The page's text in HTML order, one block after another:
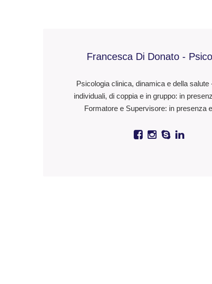
Francesca Di Donato -
Psicologia clinica, dinamica e della salute
individuali, di coppia e in gruppo: in
Formatore e Supervisore: in presenza